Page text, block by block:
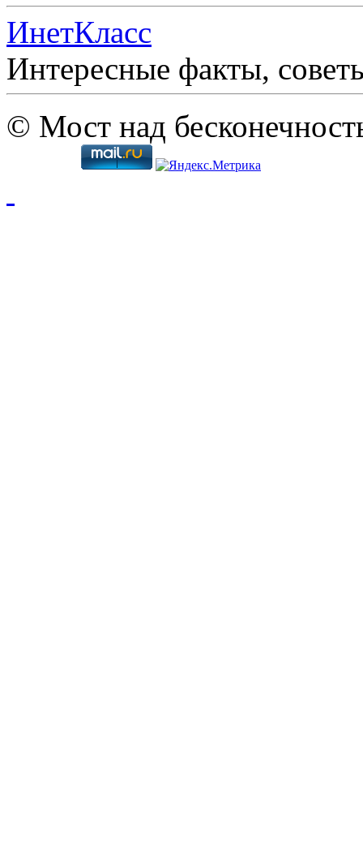
ИнетКласс
Интересные факты,
© Мост над